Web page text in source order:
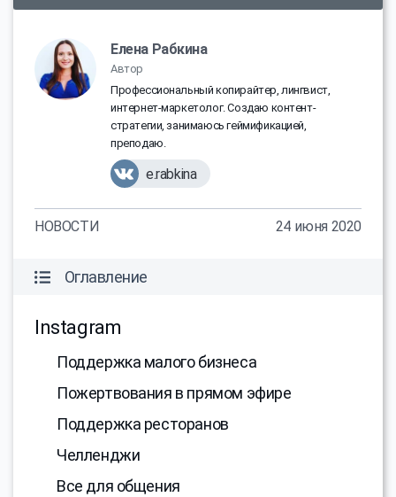
Елена Рабкина
Автор
Профессиональный копирайтер, лингвист,
интернет-маркетолог. Создаю контент-
стратегии, занимаюсь геймификацией,
преподаю.
e.rabkina
НОВОСТИ 24 июня 2020
Оглавление
Instagram
Поддержка малого бизнеса
Пожертвования в прямом эфире
Поддержка ресторанов
Челленджи
Все для общения